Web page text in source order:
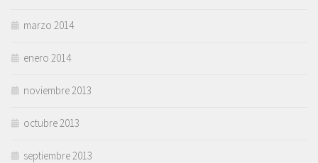
marzo 2014
enero 2014
noviembre 2013
octubre 2013
septiembre 2013